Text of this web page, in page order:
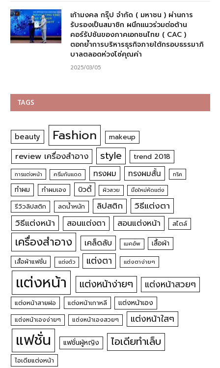
เก้ามงคล กรุ๊ป จำกัด ( มหาชน ) ผ่านการ
รับรองเป็นสมาชิก ผนึกแนวร่วมต่อต้าน
คอร์รัปชันของภาคเอกชนไทย ( CAC )
ตอกย้ำการบริหารธุรกิจภายใต้กรอบธรรมาภิ
บาลตลอดห่วงโซ่คุณค่า
2025/03/05
TAGS
beauty Fashion makeup
review เครื่องสำอาง style trend 2018
การแต่งหน้า ครีมกันแดด ทรงผม ทรงผมสั้น ทริค
ทำผม ทำผมเอง บิวตี้ ผิวสวย มือใหม่หัดแต่ง
รีวิวลิปสติก ลดน้ำหนัก ลิปสติก
วิธีแต่งตา
วิธีแต่งหน้า
สอนแต่งตา สอนแต่งหน้า สไตล์
เครื่องสำอาง เคล็ดลับ เมคอัพ เสื้อผ้า
เสื้อผ้าแฟชั่น แต่งตัว แต่งตา แต่งตาง่ายๆ
แต่งหน้า แต่งหน้าง่ายๆ แต่งหน้าสวยๆ
แต่งหน้าสายฝอ แต่งหน้าเกาหลี แต่งหน้าเอง
แต่งหน้าเองง่ายๆ แต่งหน้าเองสวยๆ แต่งหน้าใสๆ
แฟชั่น แฟชั่นผู้หญิง ไอเดียทำเล็บ
ไอเดียแต่งหน้า